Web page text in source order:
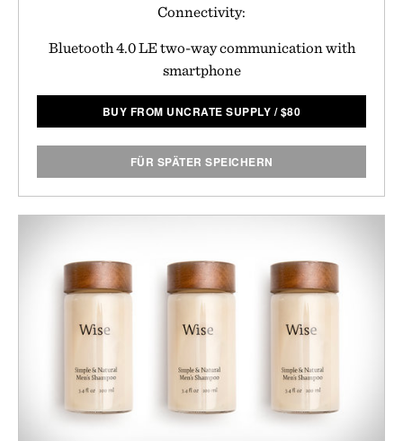
Connectivity:
Bluetooth 4.0 LE two-way communication with
smartphone
BUY FROM UNCRATE SUPPLY /$80
FÜR SPÄTER SPEICHERN